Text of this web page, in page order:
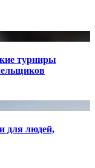
турниры
для людей,